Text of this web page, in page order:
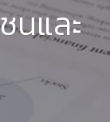
นและ